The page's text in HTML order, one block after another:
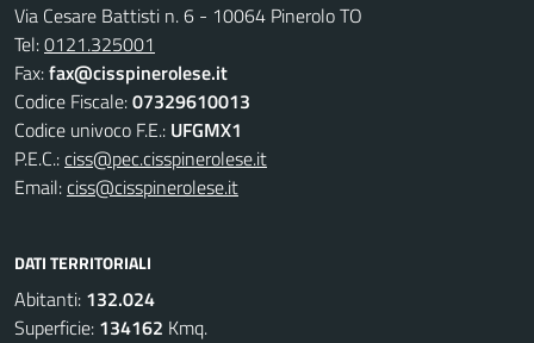
Via Cesare Battisti n. 6 - 10064 Pinerolo TO
Tel:0121.325001
Fax:fax@cisspinerolese.it
Codice Fiscale:07329610013
Codice univoco F.E.: UFGMX1
P.E.C.:ciss@pec.cisspinerolese.it
Email:ciss@cisspinerolese.it
DATI TERRITORIALI
Abitanti: 132.024
Superficie: 134162 Kmq.